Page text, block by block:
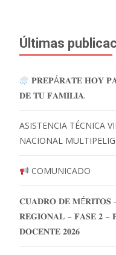
Últimas
𝐏𝐑𝐄𝐏Á𝐑𝐀𝐓𝐄 𝐇𝐎𝐘
𝐃𝐄 𝐓𝐔 𝐅𝐀𝐌𝐈𝐋𝐈𝐀.
ASISTENCIA TÉCNICA
NACIONAL
COMUNICADO
𝐂𝐔𝐀𝐃𝐑𝐎 𝐃𝐄 𝐌É𝐑𝐈𝐓𝐎𝐒
𝐑𝐄𝐆𝐈𝐎𝐍𝐀𝐋 – 𝐅𝐀𝐒𝐄 𝟐 –
𝐃𝐎𝐂𝐄𝐍𝐓𝐄 𝟐𝟎𝟐𝟔